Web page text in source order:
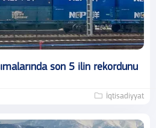
son 5 ilin rekordunu
İqtisadiyyat